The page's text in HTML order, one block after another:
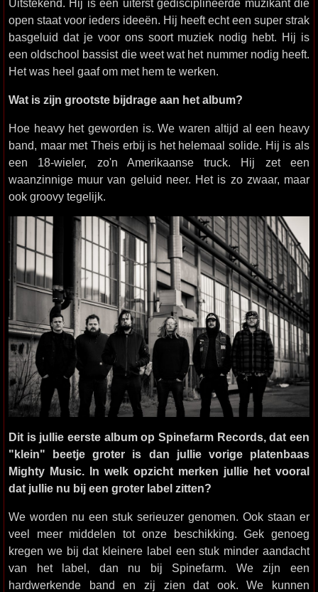
Uitstekend. Hij is een uiterst gedisciplineerde muzikant die
open staat voor ieders ideeën. Hij heeft echt een super strak
basgeluid dat je voor ons soort muziek nodig hebt. Hij is
een oldschool bassist die weet wat het nummer nodig heeft.
Het was heel gaaf om met hem te werken.
Wat is zijn grootste bijdrage aan het album?
Hoe heavy het geworden is. We waren altijd al een heavy
band, maar met Theis erbij is het helemaal solide. Hij is als
een 18-wieler, zo'n Amerikaanse truck. Hij zet een
waanzinnige muur van geluid neer. Het is zo zwaar, maar
ook groovy tegelijk.
Dit is jullie eerste album op Spinefarm Records, dat een
"klein" beetje groter is dan jullie vorige platenbaas
Mighty Music. In welk opzicht merken jullie het vooral
dat jullie nu bij een groter label zitten?
We worden nu een stuk serieuzer genomen. Ook staan er
veel meer middelen tot onze beschikking. Gek genoeg
kregen we bij dat kleinere label een stuk minder aandacht
van het label, dan nu bij Spinefarm. We zijn een
hardwerkende band en zij zien dat ook. We kunnen